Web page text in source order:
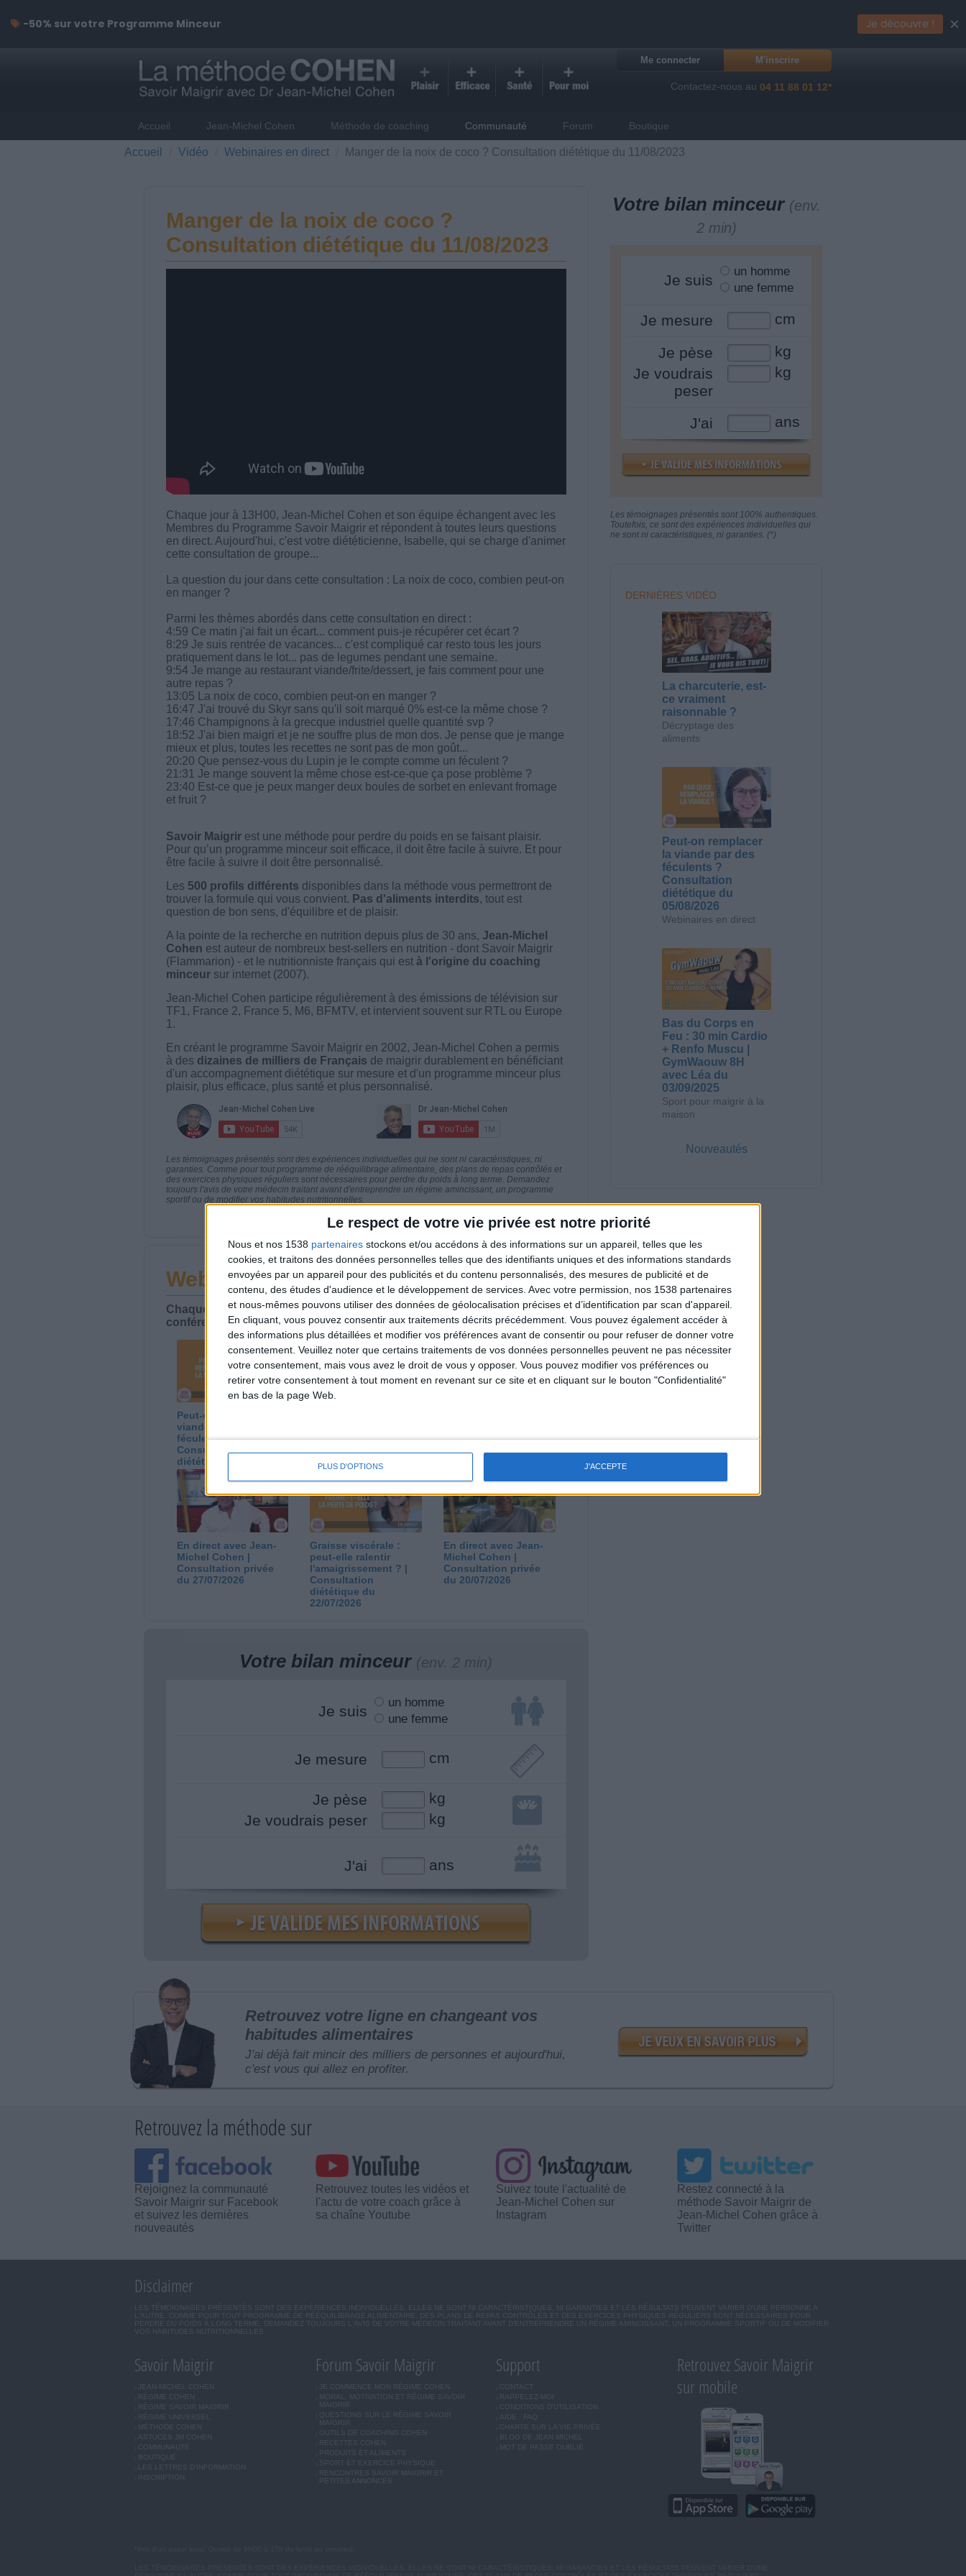
Le respect de votre vie privée est notre priorité
Nous et nos 1538 partenaires stockons et/ou accédons à des informations sur un appareil, telles que les
cookies, et traitons des données personnelles telles que des identifiants uniques et des informations standards
envoyées par un appareil pour des publicités et du contenu personnalisés, des mesures de publicité et de
contenu, des études d'audience et le développement de services. Avec votre permission, nos 1538 partenaires
et nous-mêmes pouvons utiliser des données de géolocalisation précises et d’identification par scan d'appareil.
En cliquant, vous pouvez consentir aux traitements décrits précédemment. Vous pouvez également accéder à
des informations plus détaillées et modifier vos préférences avant de consentir ou pour refuser de donner votre
consentement. Veuillez noter que certains traitements de vos données personnelles peuvent ne pas nécessiter
votre consentement, mais vous avez le droit de vous y opposer. Vous pouvez modifier vos préférences ou
retirer votre consentement à tout moment en revenant sur ce site et en cliquant sur le bouton "Confidentialité"
en bas de la page Web.
PLUS D'OPTIONS J'ACCEPTE
Me connecter M'inscrire
Contactez-nous au 04 11 88 01 12*
Accueil Jean-Michel Cohen Méthode de coaching Communauté Forum Boutique
Accueil Vidéo Webinaires en direct Manger de la noix de coco ? Consultation diététique du 11/08/2023
Manger de la noix de coco ?
Consultation diététique du 11/08/2023
Chaque jour à 13H00, Jean-Michel Cohen et son équipe échangent avec les
Membres du Programme Savoir Maigrir et répondent à toutes leurs questions
en direct. Aujourd'hui, c'est votre diététicienne, Isabelle, qui se charge d'animer
cette consultation de groupe...
La question du jour dans cette consultation : La noix de coco, combien peut-on
en manger ?
Parmi les thèmes abordés dans cette consultation en direct :
4:59 Ce matin j'ai fait un écart... comment puis-je récupérer cet écart ?
8:29 Je suis rentrée de vacances... c'est compliqué car resto tous les jours
pratiquement dans le lot... pas de legumes pendant une semaine.
9:54 Je mange au restaurant viande/frite/dessert, je fais comment pour une
autre repas ?
13:05 La noix de coco, combien peut-on en manger ?
16:47 J'ai trouvé du Skyr sans qu'il soit marqué 0% est-ce la même chose ?
17:46 Champignons à la grecque industriel quelle quantité svp ?
18:52 J'ai bien maigri et je ne souffre plus de mon dos. Je pense que je mange
mieux et plus, toutes les recettes ne sont pas de mon goût...
20:20 Que pensez-vous du Lupin je le compte comme un féculent ?
21:31 Je mange souvent la même chose est-ce-que ça pose problème ?
23:40 Est-ce que je peux manger deux boules de sorbet en enlevant fromage
et fruit ?
Savoir Maigrirest une méthode pour perdre du poids en se faisant plaisir.
Pour qu’un programme minceur soit efficace, il doit être facile à suivre. Et pour
être facile à suivre il doit être personnalisé.
Les 500 profils différents disponibles dans la méthode vous permettront de
trouver la formule qui vous convient. Pas d'aliments interdits, tout est
question de bon sens, d'équilibre et de plaisir.
A la pointe de la recherche en nutrition depuis plus de 30 ans, Jean-Michel
Cohen est auteur de nombreux best-sellers en nutrition - dont Savoir Maigrir
(Flammarion) - et le nutritionniste français qui est à l'origine du coaching
minceursur internet (2007).
Jean-Michel Cohen participe régulièrement à des émissions de télévision sur
TF1, France 2, France 5, M6, BFMTV, et intervient souvent sur RTL ou Europe
1.
En créant le programme Savoir Maigrir en 2002, Jean-Michel Cohen a permis
à des dizaines de milliers de Français de maigrir durablement en bénéficiant
d'un accompagnement diététique sur mesure et d'un programme minceur plus
plaisir, plus efficace, plus santé et plus personnalisé.
Les témoignages présentés sont des expériences individuelles qui ne sont ni caractéristiques, ni
garanties. Comme pour tout programme de rééquilibrage alimentaire, des plans de repas contrôlés et
des exercices physiques réguliers sont nécessaires pour perdre du poids à long terme. Demandez
toujours l'avis de votre médecin traitant avant d'entreprendre un régime amincissant, un programme
sportif ou de modifier vos habitudes nutritionnelles.
Webinaires en direct Voir tout
Chaque semaine, posez vos questions en live en participant à des vidéo-
conférences avec Jean-Michel et les diététiciennes du programme.
Peut-on remplacer la
viande par des
féculents ?
Consultation
diététique du
05/08/2026
copieux ?
Consultation
diététique du
03/08/2026
stabilisation ? |
Consultation
En direct avec Jean-
Michel Cohen |
Consultation privée
du 27/07/2026
Graisse viscérale :
peut-elle ralentir
l'amaigrissement ? |
Consultation
diététique du
22/07/2026
En direct avec Jean-
Michel Cohen |
Consultation privée
du 20/07/2026
Votre bilan minceur (env. 2 min)
Je suis
un homme
une femme
Je mesure cm
Je pèse
kg
Je voudrais peser
kg
J'ai ans
Votre bilan minceur (env.
2 min)
Je suis
un homme
une femme
Je mesure cm
Je pèse
kg
Je voudrais
peser
kg
J'ai ans
Les témoignages présentés sont 100% authentiques.
Toutefois, ce sont des expériences individuelles qui
ne sont ni caractéristiques, ni garanties. (*)
DERNIÈRES VIDÉO
La charcuterie, est-
ce vraiment
raisonnable ?
Décryptage des
aliments
Peut-on remplacer
la viande par des
féculents ?
Consultation
diététique du
05/08/2026
Webinaires en direct
Bas du Corps en
Feu : 30 min Cardio
+ Renfo Muscu |
GymWaouw 8H
avec Léa du
03/09/2025
Sport pour maigrir à la
maison
Nouveautés
Retrouvez votre ligne en changeant vos
habitudes alimentaires
J'ai déjà fait mincir des milliers de personnes et aujourd'hui,
c'est vous qui allez en profiter.
Retrouvez la méthode sur
Rejoignez la communauté
Savoir Maigrir sur Facebook
et suivez les dernières
nouveautés
Retrouvez toutes les vidéos et
l'actu de votre coach grâce à
sa chaîne Youtube
Suivez toute l'actualité de
Jean-Michel Cohen sur
Instagram
Restez connecté à la
méthode Savoir Maigrir de
Jean-Michel Cohen grâce à
Twitter
Disclaimer
LES TÉMOIGNAGES PRÉSENTÉS SONT DES EXPÉRIENCES INDIVIDUELLES. ELLES NE SONT NI CARACTÉRISTIQUES, NI GARANTIES ET LES RÉSULTATS PEUVENT VARIER D'UNE PERSONNE A
L'AUTRE. COMME POUR TOUT PROGRAMME DE RÉÉQUILIBRAGE ALIMENTAIRE, DES PLANS DE REPAS CONTRÔLÉS ET DES EXERCICES PHYSIQUES RÉGULIERS SONT NÉCESSAIRES POUR
PERDRE DU POIDS À LONG TERME. DEMANDEZ TOUJOURS L'AVIS DE VOTRE MÉDECIN TRAITANT AVANT D'ENTREPRENDRE UN RÉGIME AMINCISSANT, UN PROGRAMME SPORTIF OU DE MODIFIER
VOS HABITUDES NUTRITIONNELLES.
Savoir Maigrir
JEAN-MICHEL COHEN
RÉGIME COHEN
RÉGIME SAVOIR MAIGRIR
RÉGIME UNIVERSEL
ASTUCES JM COHEN
COMMUNAUTÉ
LES LETTRES D'INFORMATION
INSCRIPTION
Forum Savoir Maigrir
JE COMMENCE MON RÉGIME COHEN
MORAL, MOTIVATION ET RÉGIME SAVOIR
MAIGRIR
QUESTIONS SUR LE RÉGIME SAVOIR
MAIGRIR
OUTILS DE COACHING COHEN
RECETTES COHEN
PRODUITS ET ALIMENTS
SPORT ET EXERCICE PHYSIQUE
RENCONTRES SAVOIR MAIGRIR ET
PETITES ANNONCES
Support
CONTACT
RAPPELEZ-MOI
CONDITIONS D'UTILISATION
AIDE - FAQ
CHARTE SUR LA VIE PRIVÉE
BLOG DE JEAN MICHEL
MOT DE PASSE OUBLIÉ
Retrouvez Savoir Maigrir
sur mobile
-50% sur votre Programme Minceur Je découvre ! ×